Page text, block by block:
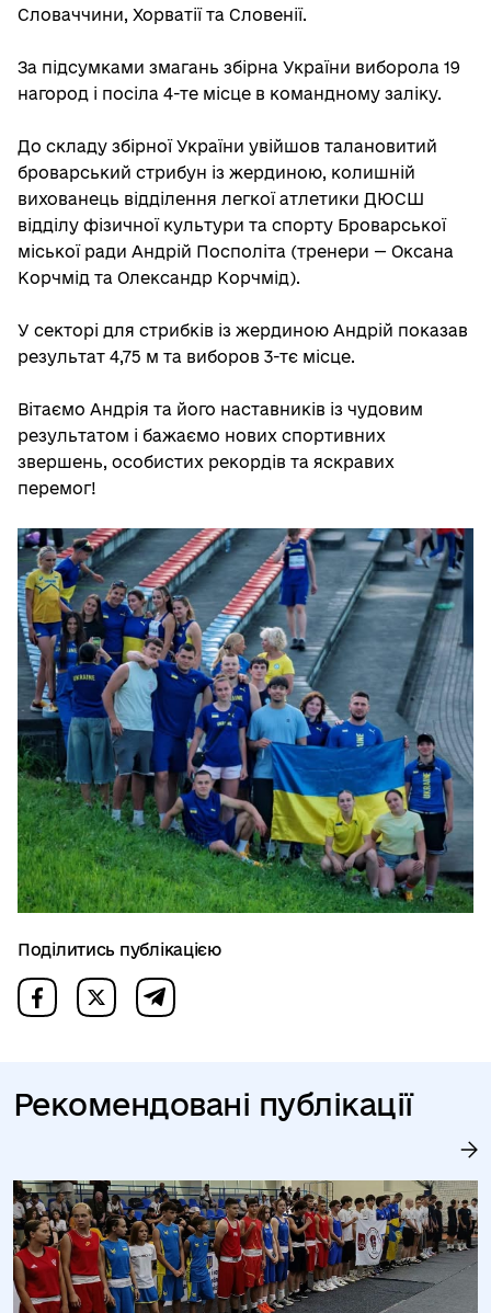
Словаччини, Хорватії та Словенії.
За підсумками змагань збірна України виборола 19
нагород і посіла 4-те місце в командному заліку.
До складу збірної України увійшов талановитий
броварський стрибун із жердиною, колишній
вихованець відділення легкої атлетики ДЮСШ
відділу фізичної культури та спорту Броварської
міської ради Андрій Посполіта (тренери — Оксана
Корчмід та Олександр Корчмід).
У секторі для стрибків із жердиною Андрій показав
результат 4,75 м та виборов 3-тє місце.
Вітаємо Андрія та його наставників із чудовим
результатом і бажаємо нових спортивних
звершень, особистих рекордів та яскравих
перемог!
Поділитись публікацією
Рекомендовані публікації